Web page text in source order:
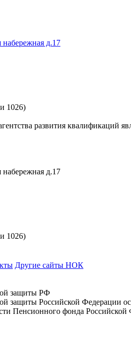
набережная д.17
1026)
развития квалификаций
набережная д.17
1026)
Другие сайты НОК
защиты РФ
защиты Российской Федерации
Пенсионного фонда